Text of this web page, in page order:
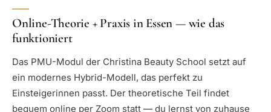
Online-Theorie + Praxis in Essen — wie das
funktioniert
Das PMU-Modul der Christina Beauty School setzt auf
ein modernes Hybrid-Modell, das perfekt zu
Einsteigerinnen passt. Der theoretische Teil findet
bequem online per Zoom statt — du lernst von zuhause